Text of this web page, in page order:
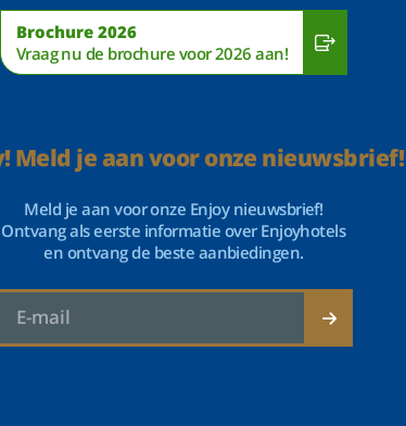
Brochure 2026
Vraag nu de brochure voor 2026 aan!
Meld je aan voor onze nieuwsbrief!
Meld je aan voor onze Enjoy nieuwsbrief!
Ontvang als eerste informatie over Enjoyhotels
en ontvang de beste aanbiedingen.